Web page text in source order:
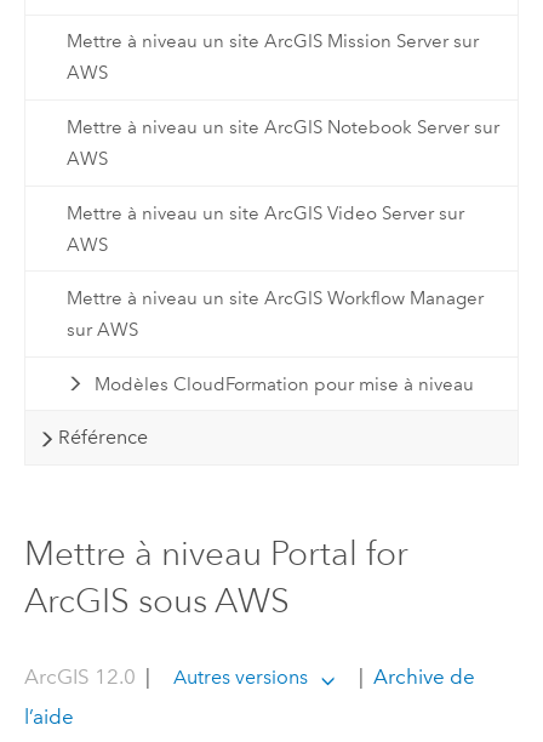
Mettre à niveau un site ArcGIS Mission Server sur
AWS
Mettre à niveau un site ArcGIS Notebook Server sur
AWS
Mettre à niveau un site ArcGIS Video Server sur
AWS
Mettre à niveau un site ArcGIS Workflow Manager
sur AWS
Modèles CloudFormation pour mise à niveau
Référence
Mettre à niveau Portal for
ArcGIS sous AWS
ArcGIS 12.0 Autres versions
Archive de
l’aide